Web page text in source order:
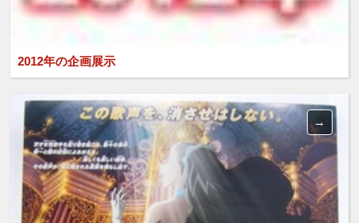
2012年の企画展示